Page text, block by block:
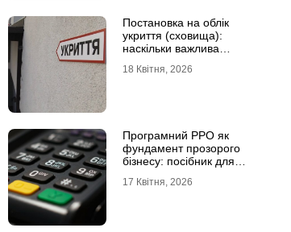
Постановка на облік
укриття (сховища):
наскільки важлива
18 Квітня, 2026
Програмний РРО як
фундамент прозорого
бізнесу: посібник для
17 Квітня, 2026